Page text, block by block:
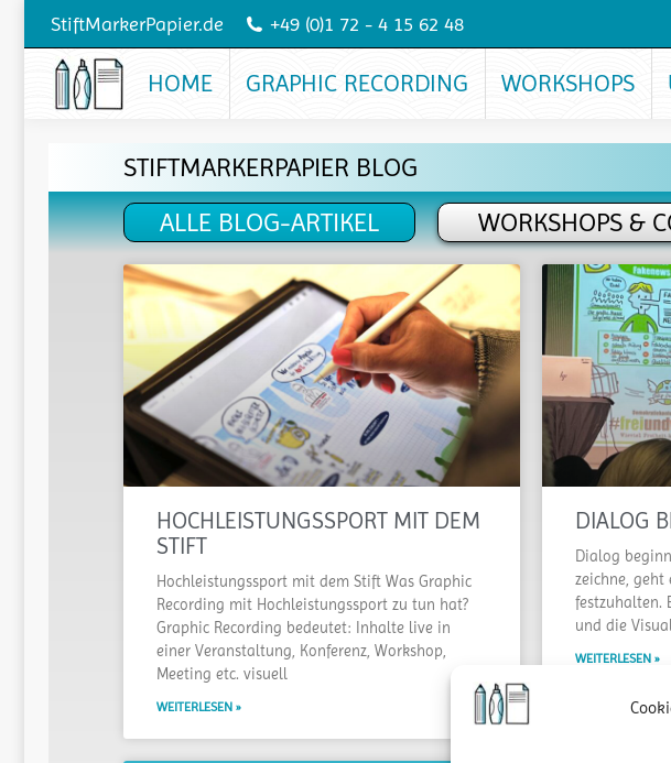
StiftMarkerPapier.de +49 (0)1 72 - 4 15 62 48
HOME GRAPHIC RECORDING WORKSHOPS
STIFTMARKERPAPIER BLOG
ALLE BLOG-ARTIKEL
WORKSHOPS &
HOCHLEISTUNGSSPORT MIT DEM
STIFT
Hochleistungssport mit dem Stift Was Graphic
Recording mit Hochleistungssport zu tun hat?
Graphic Recording bedeutet: Inhalte live in
einer Veranstaltung, Konferenz, Workshop,
Meeting etc. visuell
WEITERLESEN »
DIALOG
Dialog
zeichne,
festzuhalten.
und die
WEITERLESEN »